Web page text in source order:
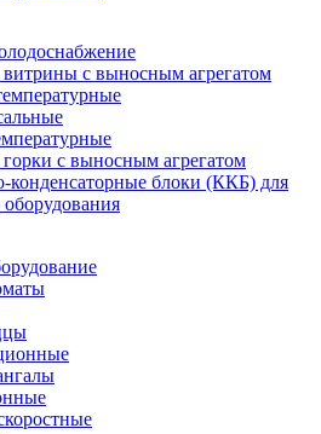
с выносным агрегатом
с выносным агрегатом
конденсаторные блоки (ККБ) для